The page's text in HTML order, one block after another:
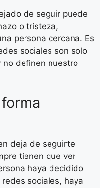
de seguir puede
o tristeza,
persona cercana. Es
sociales son solo
no definen nuestro
deja de seguirte
tienen que ver
haya decidido
sociales, haya